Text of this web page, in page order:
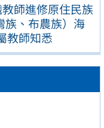
師進修原住民族
族、布農族）海
教師知悉